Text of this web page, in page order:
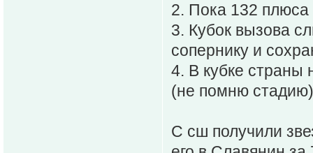
2. Пока 132 плюса
3. Кубок вызова
сопернику и
4. В кубке страны
(не помню
С сш получили